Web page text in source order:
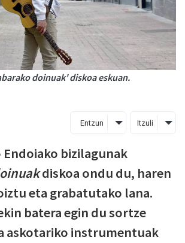
doinuak' diskoa eskuan.
Entzun Itzuli
bizilagunak
diskoa ondu du, haren
eta grabatutako lana.
batera egin du sortze
askotariko instrumentuak